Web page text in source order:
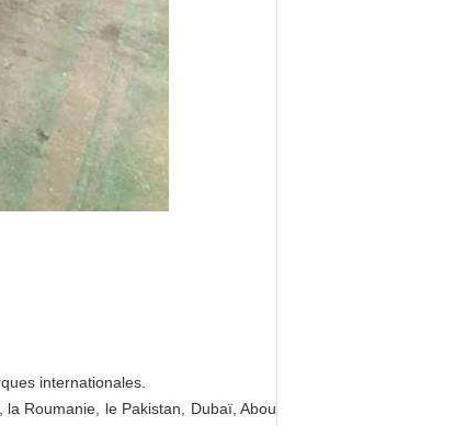
internationales.
Roumanie, le Pakistan, Dubaï, Abou